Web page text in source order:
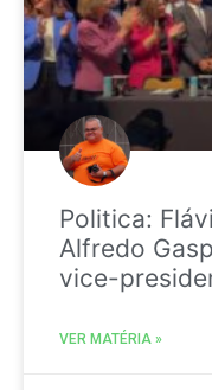
Politica:
Alfredo
vice-
VER MATÉRIA »